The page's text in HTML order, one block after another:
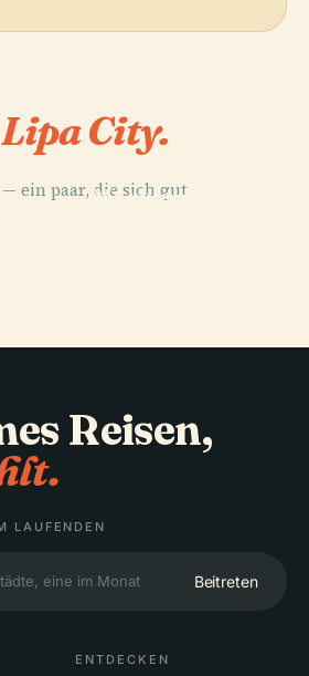
Lipa City.
ein paar, die sich gut
Markierung
Reisen,
LAUFENDEN
Beitreten
ENTDECKEN